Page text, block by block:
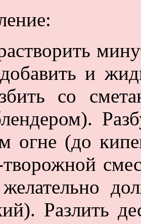
и
со
огне (до
творожной
Разлить